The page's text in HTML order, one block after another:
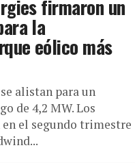
firmaron un
la
eólico más
alistan para un
de 4,2 MW. Los
el segundo trimestre